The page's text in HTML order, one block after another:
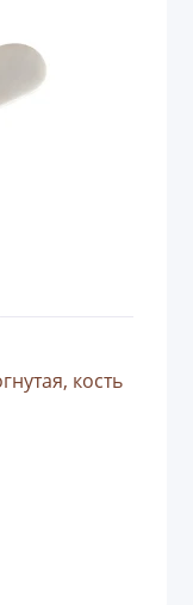
кость